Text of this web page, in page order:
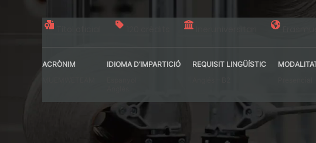
ACRÒNIM
IDIOMA D’IMPARTICIÓ
REQUISIT LINGÜÍSTIC